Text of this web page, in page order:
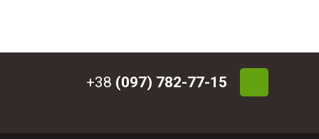
+38 (097) 782-77-15